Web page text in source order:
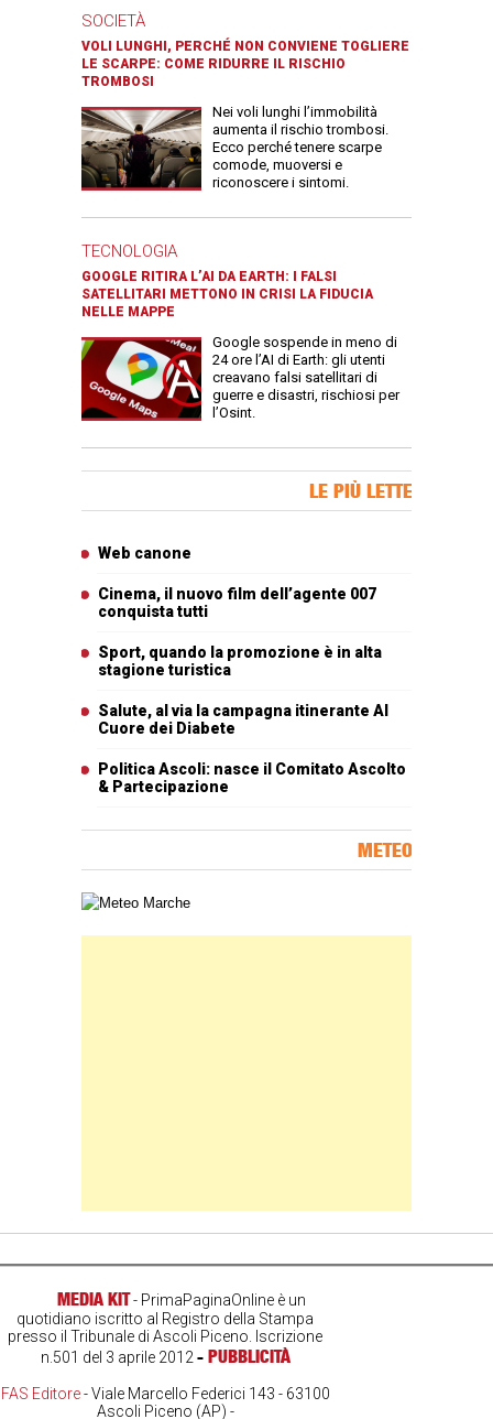
SOCIETÀ
VOLI LUNGHI, PERCHÉ NON CONVIENE TOGLIERE
LE SCARPE: COME RIDURRE IL RISCHIO
TROMBOSI
Nei voli lunghi l’immobilità
aumenta il rischio trombosi.
Ecco perché tenere scarpe
comode, muoversi e
riconoscere i sintomi.
TECNOLOGIA
GOOGLE RITIRA L’AI DA EARTH: I FALSI
SATELLITARI METTONO IN CRISI LA FIDUCIA
NELLE MAPPE
Google sospende in meno di
24 ore l’AI di Earth: gli utenti
creavano falsi satellitari di
guerre e disastri, rischiosi per
l’Osint.
LE PIÙ LETTE
Web canone
Cinema, il nuovo film dell’agente 007
conquista tutti
Sport, quando la promozione è in alta
stagione turistica
Salute, al via la campagna itinerante Al
Cuore dei Diabete
Politica Ascoli: nasce il Comitato Ascolto
& Partecipazione
METEO
Carta meteorologica delle Marche
MEDIA KIT- PrimaPaginaOnline è un
quotidiano iscritto al Registro della Stampa
presso il Tribunale di Ascoli Piceno. Iscrizione
n.501 del 3 aprile 2012- PUBBLICITÀ
FAS Editore- Viale Marcello Federici 143 - 63100
Ascoli Piceno (AP) -